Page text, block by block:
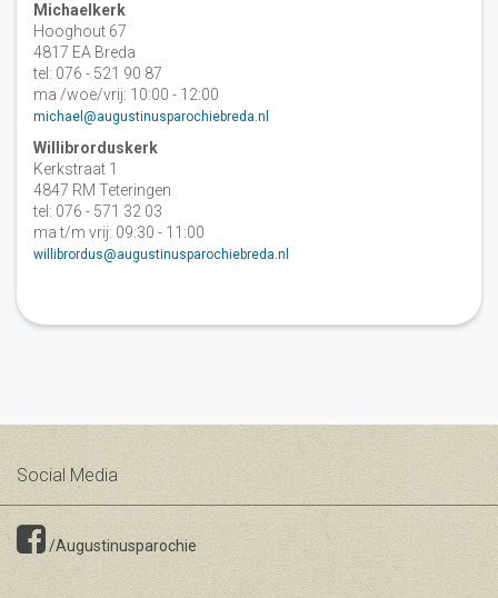
Michaelkerk
Hooghout 67
4817 EA Breda
tel: 076 - 521 90 87
ma /woe/vrij: 10:00 - 12:00
michael@augustinusparochiebreda.nl
Willibrorduskerk
Kerkstraat 1
4847 RM Teteringen
tel: 076 - 571 32 03
ma t/m vrij: 09:30 - 11:00
willibrordus@augustinusparochiebreda.nl
Social Media
/Augustinusparochie